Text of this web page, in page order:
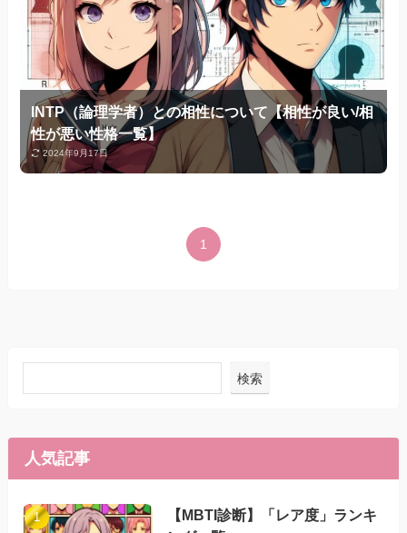
INTP（論理学者）との相性について【相性が良い/相
性が悪い性格一覧】
2024年9月17日
1
検索
人気記事
【MBTI診断】「レア度」ランキ